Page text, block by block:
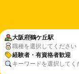
大阪府鶴ケ丘駅
職種を選択してください
経験者・有資格者歓迎
キーワードを選択してく